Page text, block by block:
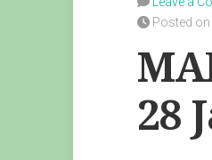
Posted
28